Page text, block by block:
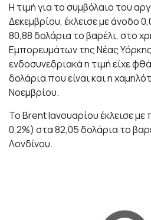
Η τιμή για το συμβόλαιο του
Δεκεμβρίου, έκλεισε με άνοδο
80,88 δολάρια το βαρέλι, στο
Εμπορευμάτων της Νέας
ενδοσυνεδριακά η τιμή είχε
δολάρια που είναι και η
Νοεμβρίου.
Το Brent Ιανουαρίου έκλεισε
0,2%) στα 82,05 δολάρια το
Λονδίνου.